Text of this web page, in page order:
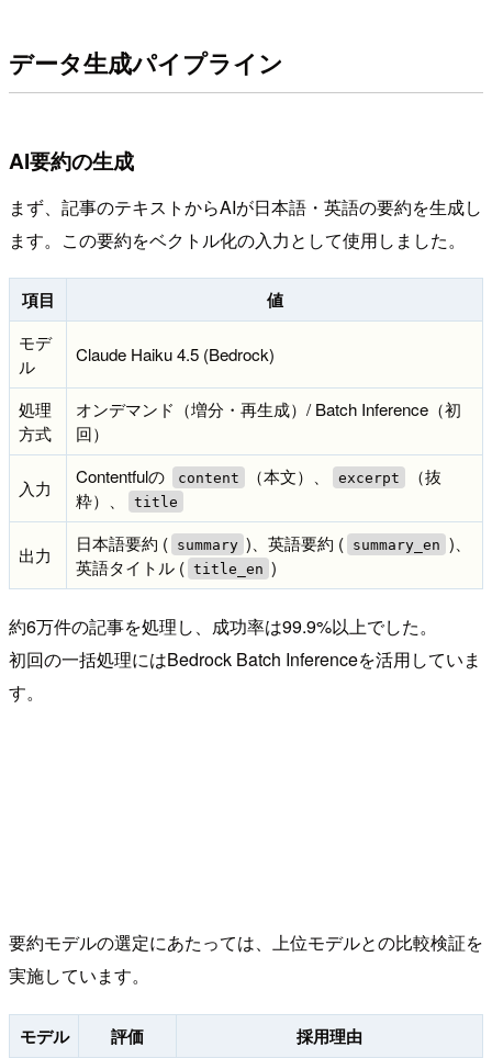
データ生成パイプライン
AI要約の生成
まず、記事のテキストからAIが日本語・英語の要約を生成し
ます。この要約をベクトル化の入力として使用しました。
項目 値
モデ
ル
Claude Haiku 4.5 (Bedrock)
処理
方式
オンデマンド（増分・再生成）/ Batch Inference（初
回）
入力
Contentfulの content （本文）、 excerpt
（抜
粋）、
title
出力
日本語要約 ( summary )、英語要約 ( summary_en )、
英語タイトル ( title_en )
約6万件の記事を処理し、成功率は99.9%以上でした。
初回の一括処理にはBedrock Batch Inferenceを活用していま
す。
要約モデルの選定にあたっては、上位モデルとの比較検証を
実施しています。
モデル 評価 採用理由